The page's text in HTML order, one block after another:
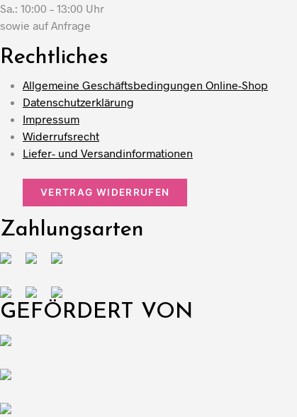
Sa.: 10:00 – 13:00 Uhr
sowie auf Anfrage
Rechtliches
Allgemeine Geschäftsbedingungen Online-Shop
Datenschutzerklärung
Impressum
Widerrufsrecht
Liefer- und Versandinformationen
VERTRAG WIDERRUFEN
Zahlungsarten
GEFÖRDERT VON